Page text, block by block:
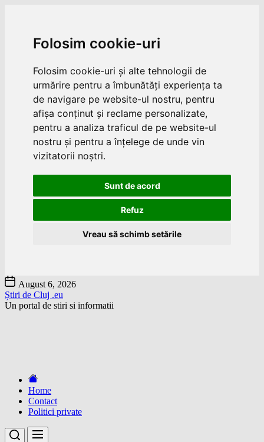
Folosim cookie-uri
Folosim cookie-uri și alte tehnologii de
urmărire pentru a îmbunătăți experiența ta
de navigare pe website-ul nostru, pentru
afișa conținut și reclame personalizate,
pentru a analiza traficul de pe website-ul
nostru și pentru a înțelege de unde vin
vizitatorii noștri.
Sunt de acord
Refuz
Vreau să schimb setările
Skip
to
the
content
August 6, 2026
Știri de Cluj .eu
Un portal de stiri si informatii
Home
Contact
Politici private